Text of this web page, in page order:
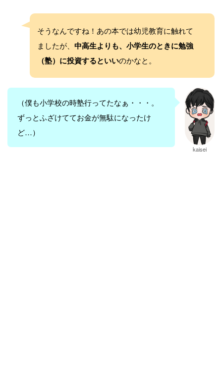
そうなんですね！あの本では幼児教育に触れて
ましたが、 中高生よりも、小学生のときに勉強
（塾）に投資するといいのかなと。
（僕も小学校の時塾行ってたなぁ・・・。
ずっとふざけててお金が無駄になったけ
ど…）
kaisei